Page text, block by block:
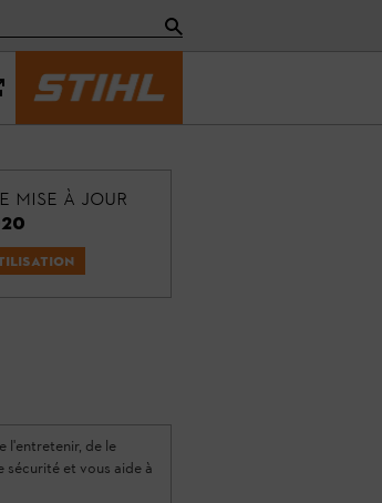
mise à jour
l'entretenir, de le
sécurité et vous aide à